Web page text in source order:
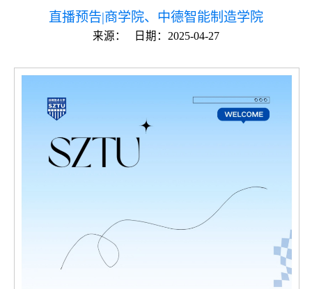
直播预告|商学院、中德智能制造学院
来源： 日期：2025-04-27